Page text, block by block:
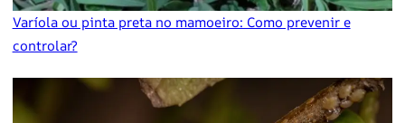
Varíola ou pinta preta no mamoeiro: Como prevenir e
controlar?